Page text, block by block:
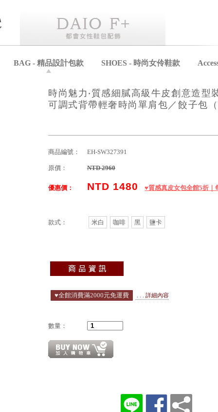
BAG - 精品設計包款 SHOES - 時尚女伶鞋款
時尚魅力‧質感細膩高級牛皮創意造型
可調式背帶輕奢時尚單肩包／餃子包
商品編號： EH-SW327391
原價： NTD 2960
優惠價： NTD 1480 ♥️質感真皮女包全館5折｜
款式： 米白 咖啡 黑 鹽卡
♥️全館消費滿2000元免運費 . . . 詳細內容
數量：